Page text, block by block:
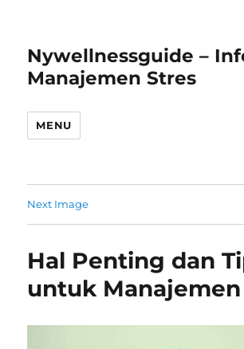
Nywellnessguide –
Manajemen Stres
MENU
Next Image
Hal Penting dan
untuk Manajemen